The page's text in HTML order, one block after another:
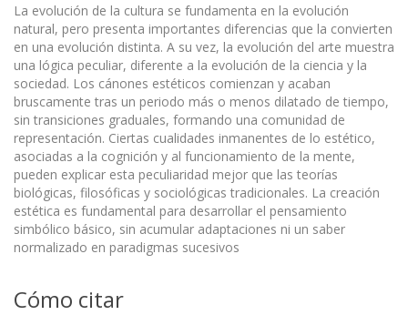
La evolución de la cultura se fundamenta en la evolución
natural, pero presenta importantes diferencias que la convierten
en una evolución distinta. A su vez, la evolución del arte muestra
una lógica peculiar, diferente a la evolución de la ciencia y la
sociedad. Los cánones estéticos comienzan y acaban
bruscamente tras un periodo más o menos dilatado de tiempo,
sin transiciones graduales, formando una comunidad de
representación. Ciertas cualidades inmanentes de lo estético,
asociadas a la cognición y al funcionamiento de la mente,
pueden explicar esta peculiaridad mejor que las teorías
biológicas, filosóficas y sociológicas tradicionales. La creación
estética es fundamental para desarrollar el pensamiento
simbólico básico, sin acumular adaptaciones ni un saber
normalizado en paradigmas sucesivos
Cómo citar